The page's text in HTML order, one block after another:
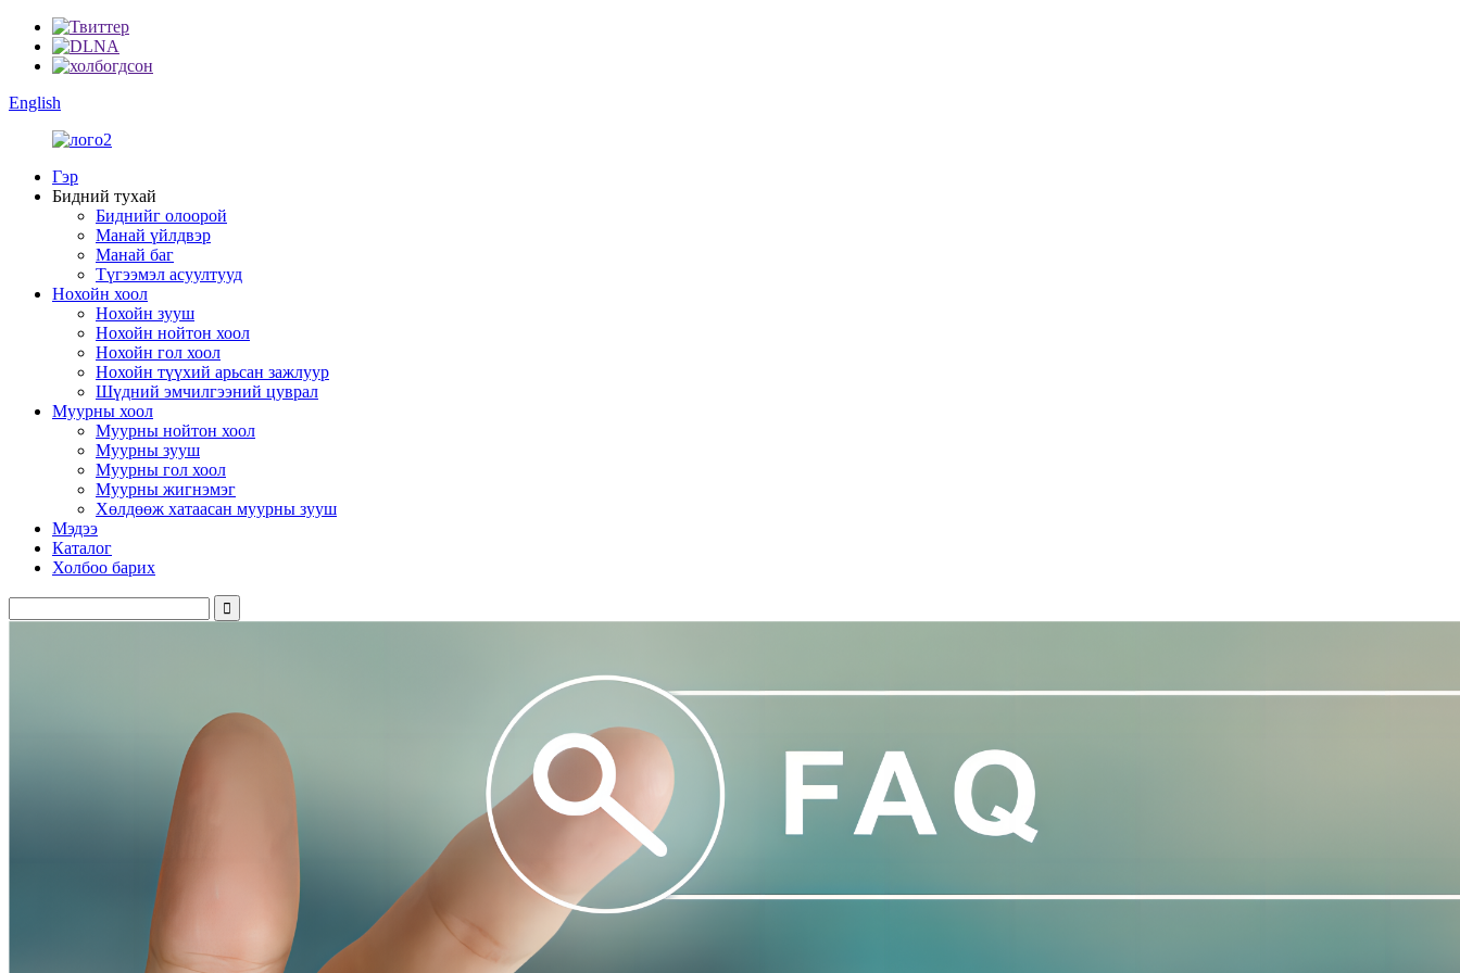
English
Гэр
Бидний тухай
Биднийг олоорой
Манай үйлдвэр
Манай баг
Түгээмэл асуултууд
Нохойн хоол
Нохойн зууш
Нохойн нойтон хоол
Нохойн гол хоол
Нохойн түүхий арьсан зажлуур
Шүдний эмчилгээний цуврал
Муурны хоол
Муурны нойтон хоол
Муурны зууш
Муурны гол хоол
Муурны жигнэмэг
Хөлдөөж хатаасан муурны зууш
Мэдээ
Каталог
Холбоо барих